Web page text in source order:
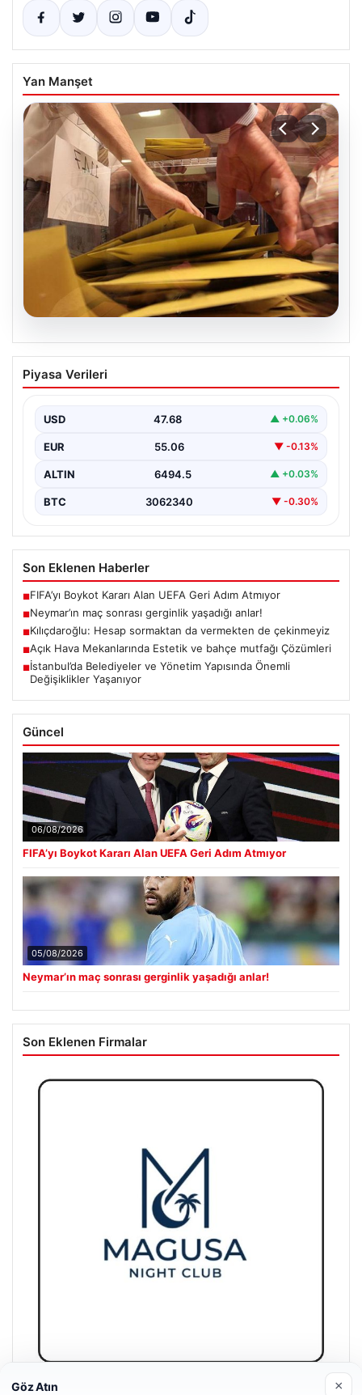
Yan Manşet
İstanbul’da Belediyeler ve Yönetim
Yapısında Önemli Değişiklikler
İstanbul’da 2024 Mart ayındaki yerel seçimlerin
yönetim…
Piyasa Verileri
USD 47.68 ▲ +0.06%
EUR 55.06 ▼ -0.13%
ALTIN 6494.5 ▲ +0.03%
BTC 3062340 ▼ -0.30%
Son Eklenen Haberler
■FIFA’yı Boykot Kararı Alan UEFA Geri Adım Atmıyor
■Neymar’ın maç sonrası gerginlik yaşadığı anlar!
■Kılıçdaroğlu: Hesap sormaktan da vermekten de çekinmeyiz
■Açık Hava Mekanlarında Estetik ve bahçe mutfağı Çözümleri
■İstanbul’da Belediyeler ve Yönetim Yapısında Önemli
Değişiklikler Yaşanıyor
Güncel
06/08/2026
FIFA’yı Boykot Kararı Alan UEFA Geri Adım Atmıyor
05/08/2026
Neymar’ın maç sonrası gerginlik yaşadığı anlar!
Son Eklenen Firmalar
Göz Atın ×